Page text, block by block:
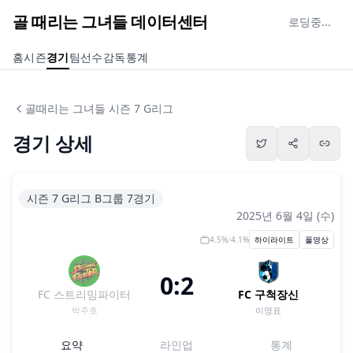
골 때리는 그녀들 데이터센터 로딩중...
홈시즌경기팀선수감독통계
골때리는 그녀들 시즌 7 G리그
경기 상세
시즌 7 G리그 B그룹 7경기
2025년 6월 4일 (수)
4.5%/4.1% 하이라이트 풀영상
FC 스트리밍파이터
박주호
0:2 FC 구척장신
이영표
요약 라인업 통계